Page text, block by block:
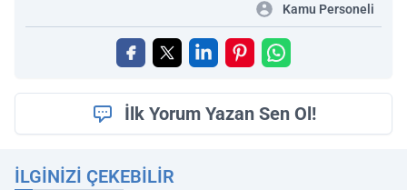
Kamu Personeli
İlk Yorum Yazan Sen Ol!
İLGINIZI ÇEKEBILIR